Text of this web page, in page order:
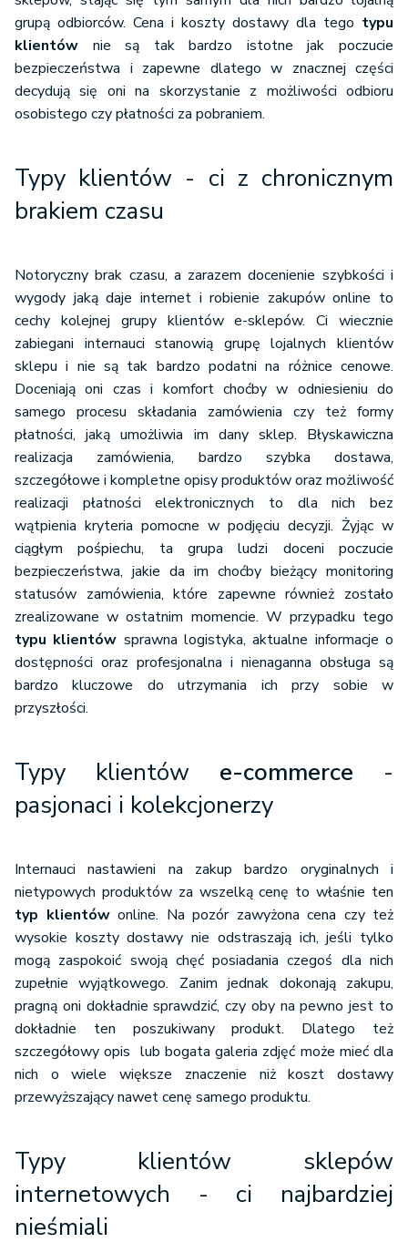
grupą odbiorców. Cena i koszty dostawy dla tego typu
klientów nie są tak bardzo istotne jak poczucie
bezpieczeństwa i zapewne dlatego w znacznej części
decydują się oni na skorzystanie z możliwości odbioru
osobistego czy płatności za pobraniem.
Typy klientów - ci z chronicznym
brakiem czasu
Notoryczny brak czasu, a zarazem docenienie szybkości i
wygody jaką daje internet i robienie zakupów online to
cechy kolejnej grupy klientów e-sklepów. Ci wiecznie
zabiegani internauci stanowią grupę lojalnych klientów
sklepu i nie są tak bardzo podatni na różnice cenowe.
Doceniają oni czas i komfort choćby w odniesieniu do
samego procesu składania zamówienia czy też formy
płatności, jaką umożliwia im dany sklep. Błyskawiczna
realizacja zamówienia, bardzo szybka dostawa,
szczegółowe i kompletne opisy produktów oraz możliwość
realizacji płatności elektronicznych to dla nich bez
wątpienia kryteria pomocne w podjęciu decyzji. Żyjąc w
ciągłym pośpiechu, ta grupa ludzi doceni poczucie
bezpieczeństwa, jakie da im choćby bieżący monitoring
statusów zamówienia, które zapewne również zostało
zrealizowane w ostatnim momencie. W przypadku tego
typu klientów sprawna logistyka, aktualne informacje o
dostępności oraz profesjonalna i nienaganna obsługa są
bardzo kluczowe do utrzymania ich przy sobie w
przyszłości.
Typy klientów e-commerce -
pasjonaci i kolekcjonerzy
Internauci nastawieni na zakup bardzo oryginalnych i
nietypowych produktów za wszelką cenę to właśnie ten
typ klientówonline. Na pozór zawyżona cena czy też
wysokie koszty dostawy nie odstraszają ich, jeśli tylko
mogą zaspokoić swoją chęć posiadania czegoś dla nich
zupełnie wyjątkowego. Zanim jednak dokonają zakupu,
pragną oni dokładnie sprawdzić, czy oby na pewno jest to
dokładnie ten poszukiwany produkt. Dlatego też
szczegółowy opis lub bogata galeria zdjęć może mieć dla
nich o wiele większe znaczenie niż koszt dostawy
przewyższający nawet cenę samego produktu.
Typy klientów sklepów
internetowych - ci najbardziej
nieśmiali